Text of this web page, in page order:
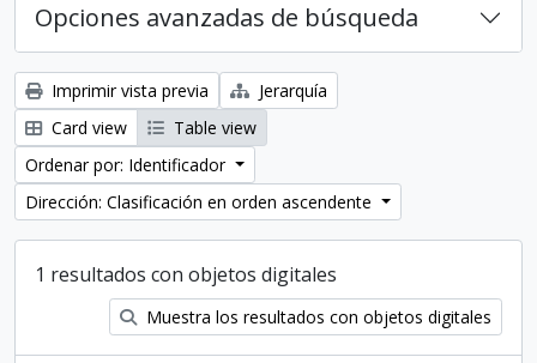
Opciones avanzadas de búsqueda
Imprimir vista previa
Jerarquía
Card view
Table view
Ordenar por: Identificador
Dirección: Clasificación en orden ascendente
1 resultados con objetos digitales
Muestra los resultados con objetos digitales